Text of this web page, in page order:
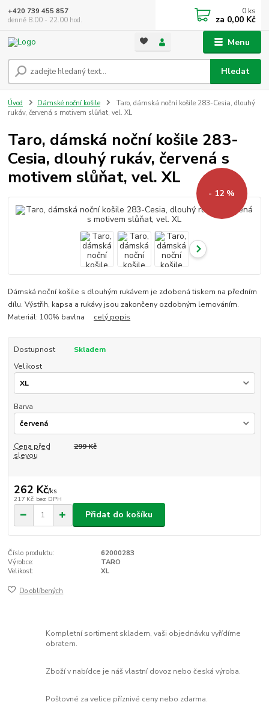
Menu
Hledat
+420 739 455 857
denně 8.00 - 22.00 hod.
0 ks
za 0,00 Kč
Úvod Dámské noční košile
Taro, dámská noční košile 283-Cesia, dlouhý
rukáv, červená s motivem slůňat, vel. XL
Taro, dámská noční košile 283-
Cesia, dlouhý rukáv, červená s
motivem slůňat, vel. XL
- 12 %
Dámská noční košile s dlouhým rukávem je zdobená tiskem na předním
dílu. Výstřih, kapsa a rukávy jsou zakončeny ozdobným lemováním.
Materiál: 100% bavlna celý popis
Dostupnost
Skladem
Velikost
Barva
Cena před
slevou
299 Kč
262 Kč/ks
217 Kč bez DPH
Přidat do košíku
Číslo produktu:
62000283
Výrobce:
TARO
Velikost:
XL
Do oblíbených
Kompletní sortiment skladem, vaši objednávku vyřídíme
obratem.
Zboží v nabídce je náš vlastní dovoz nebo česká výroba.
Poštovné za velice příznivé ceny nebo zdarma.